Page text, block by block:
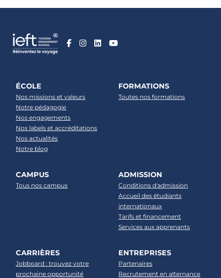
ÉCOLE
Nos missions et valeurs
Notre pédagogie
Nos engagements
Nos labels et accréditations
Nos actualités
Notre blog
FORMATIONS
Toutes nos formations
CAMPUS
Tous nos campus
ADMISSION
Conditions d'admission
Accueil des étudiants
internationaux
Tarifs et financement
Services aux apprenants
CARRIÈRES
Jobboard : trouvez votre
prochaine opportunité
ENTREPRISES
Partenaires
Recrutement en alternance